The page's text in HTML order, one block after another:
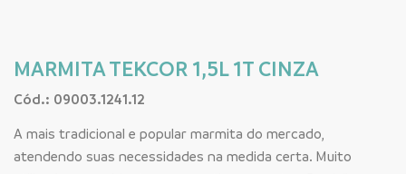
MARMITA TEKCOR 1,5L 1T CINZA
Cód.: 09003.1241.12
A mais tradicional e popular marmita do mercado,
atendendo suas necessidades na medida certa. Muito